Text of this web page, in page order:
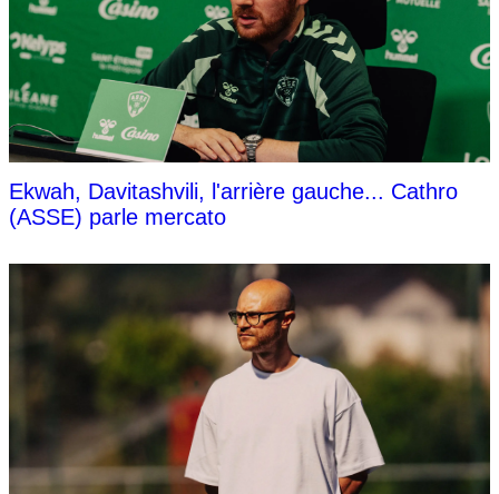
Ekwah, Davitashvili, l'arrière gauche... Cathro
(ASSE) parle mercato